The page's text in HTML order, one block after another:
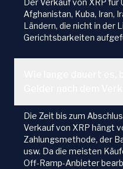
Der Verkauf von XRP für
Afghanistan, Kuba, Iran,
Ländern, die nicht in der
Gerichtsbarkeiten
Die Zeit bis zum
Verkauf von XRP hängt
Zahlungsmethode, der
usw. Da die meisten
Off-Ramp-Anbieter